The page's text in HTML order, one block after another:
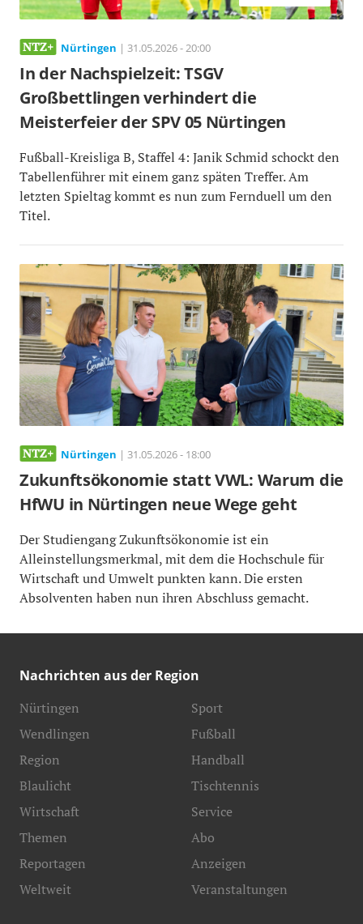
Nürtingen | 31.05.2026 - 20:00
In der Nachspielzeit: TSGV
Großbettlingen verhindert die
Meisterfeier der SPV 05 Nürtingen
Fußball-Kreisliga B, Staffel 4: Janik Schmid schockt den
Tabellenführer mit einem ganz späten Treffer. Am
letzten Spieltag kommt es nun zum Fernduell um den
Titel.
Nürtingen | 31.05.2026 - 18:00
Zukunftsökonomie statt VWL: Warum die
HfWU in Nürtingen neue Wege geht
Der Studiengang Zukunftsökonomie ist ein
Alleinstellungsmerkmal, mit dem die Hochschule für
Wirtschaft und Umwelt punkten kann. Die ersten
Absolventen haben nun ihren Abschluss gemacht.
Nachrichten aus der Region
Nürtingen
Wendlingen
Region
Blaulicht
Sport
Fußball
Handball
Tischtennis
Wirtschaft
Themen
Reportagen
Weltweit
Service
Abo
Anzeigen
Veranstaltungen